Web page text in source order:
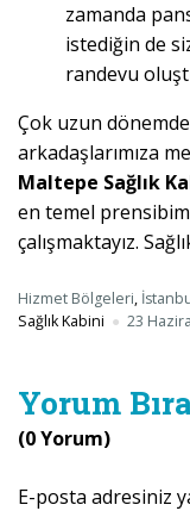
zamanda
istediğin de
randevu
Çok uzun
arkadaşlarımıza
Maltepe Sağlık
en temel
çalışmaktayız.
Hizmet Bölgeleri,
Sağlık Kabini
23
Yorum
(0 Yorum)
E-posta adresiniz